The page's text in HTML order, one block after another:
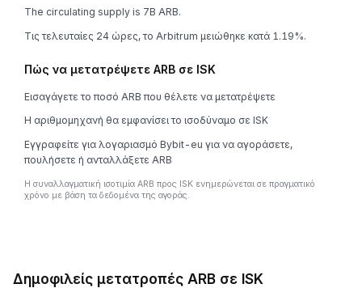
The circulating supply is 7B ARB.
Τις τελευταίες 24 ώρες, το Arbitrum μειώθηκε κατά 1.19%.
Πώς να μετατρέψετε ARB σε ISK
Εισαγάγετε το ποσό ARB που θέλετε να μετατρέψετε
Η αριθμομηχανή θα εμφανίσει το ισοδύναμο σε ISK
Εγγραφείτε για λογαριασμό Bybit-eu για να αγοράσετε,
πουλήσετε ή ανταλλάξετε ARB
Η συναλλαγματική ισοτιμία ARB προς ISK ενημερώνεται σε πραγματικό
χρόνο με βάση τα δεδομένα της αγοράς.
Δημοφιλείς μετατροπές ARB σε ISK